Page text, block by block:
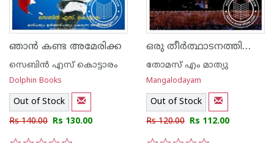
ഞാ‌ന്‍ കണ്ട അമേരിക്ക
സെബിന്‍ എസ് കൊട്ടാരം
Dolphin Books
Out of Stock
Rs 140.00 Rs 130.00
ഒരു തീര്‍ത്ഥാടനത്തിന്റെ രേഖാചിത്രം
‌തോമസ് എം മാത്യു
Mangalodayam
Out of Stock
Rs 120.00 Rs 112.00